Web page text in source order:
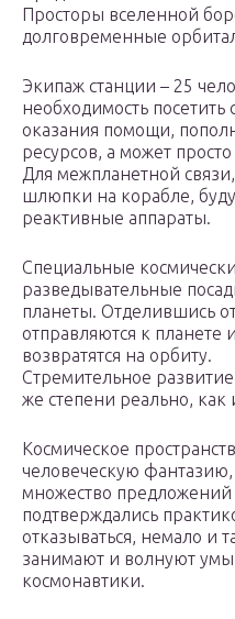
Просторы вселенной
долговременные
Экипаж станции – 25
необходимость
оказания помощи,
ресурсов, а может
Для межпланетной
шлюпки на корабле,
реактивные аппараты.
Специальные
разведывательные
планеты. Отделившись
отправляются к планете
возвратятся на орбиту.
Стремительное
же степени реально, как
Космическое
человеческую
множество
подтверждались
отказываться, немало и
занимают и волнуют
космонавтики.